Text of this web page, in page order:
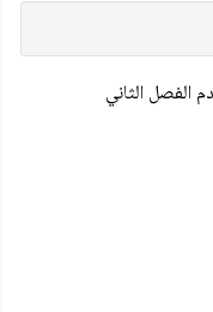
الفصل الثاني